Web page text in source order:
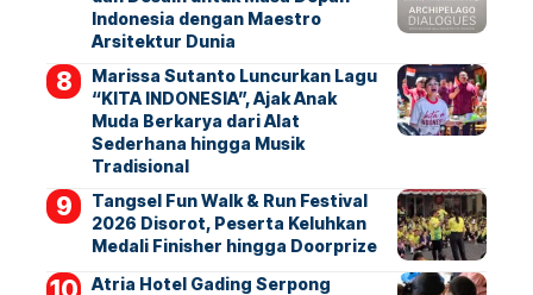
Indonesia dengan Maestro
Arsitektur Dunia
Marissa Sutanto Luncurkan Lagu
“KITA INDONESIA”, Ajak Anak
Muda Berkarya dari Alat
Sederhana hingga Musik
Tradisional
Tangsel Fun Walk & Run Festival
2026 Disorot, Peserta Keluhkan
Medali Finisher hingga Doorprize
Atria Hotel Gading Serpong